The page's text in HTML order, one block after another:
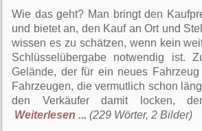
Wie das geht? Man bringt den
und bietet an, den Kauf an Ort und
wissen es zu schätzen, wenn kein
Schlüsselübergabe notwendig ist.
Gelände, der für ein neues
Fahrzeugen, die vermutlich schon
den Verkäufer damit locken,
Weiterlesen ... (229 Wörter, 2 Bilder)